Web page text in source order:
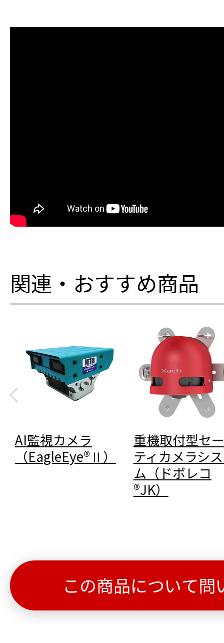
関連・おすすめ商品
AI監視カメラ
（EagleEye®Ⅱ）
重機取付型セ
ティカメラシ
ム（ドボレコ
®JK）
この商品について問